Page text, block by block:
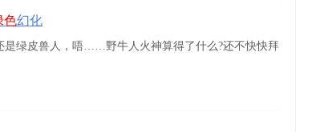
色幻化
是绿皮兽人，唔……野牛人火神算得了什么?还不快快拜